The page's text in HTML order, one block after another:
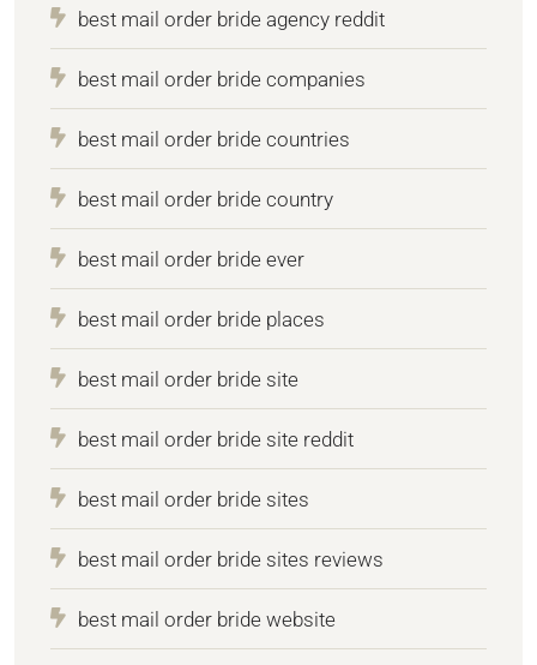
best mail order bride agency reddit
best mail order bride companies
best mail order bride countries
best mail order bride country
best mail order bride ever
best mail order bride places
best mail order bride site
best mail order bride site reddit
best mail order bride sites
best mail order bride sites reviews
best mail order bride website